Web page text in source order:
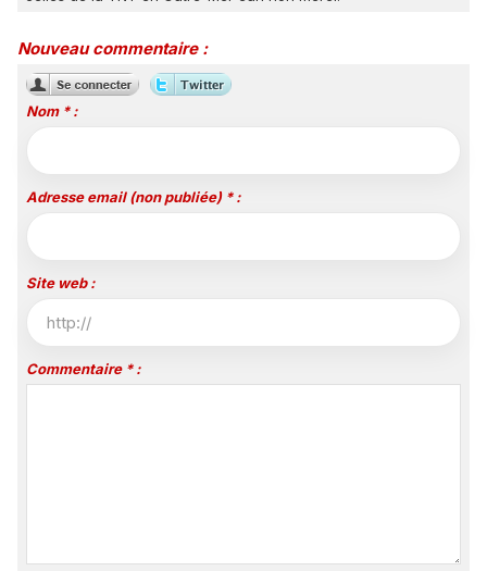
Nouveau commentaire :
Nom * :
Adresse email (non publiée) * :
Site web :
Commentaire * :